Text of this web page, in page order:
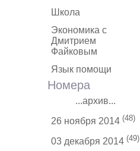
Школа
Экономика с
Дмитрием
Файковым
Язык помощи
Номера
...архив...
26 ноября 2014 (48)
03 декабря 2014 (49)